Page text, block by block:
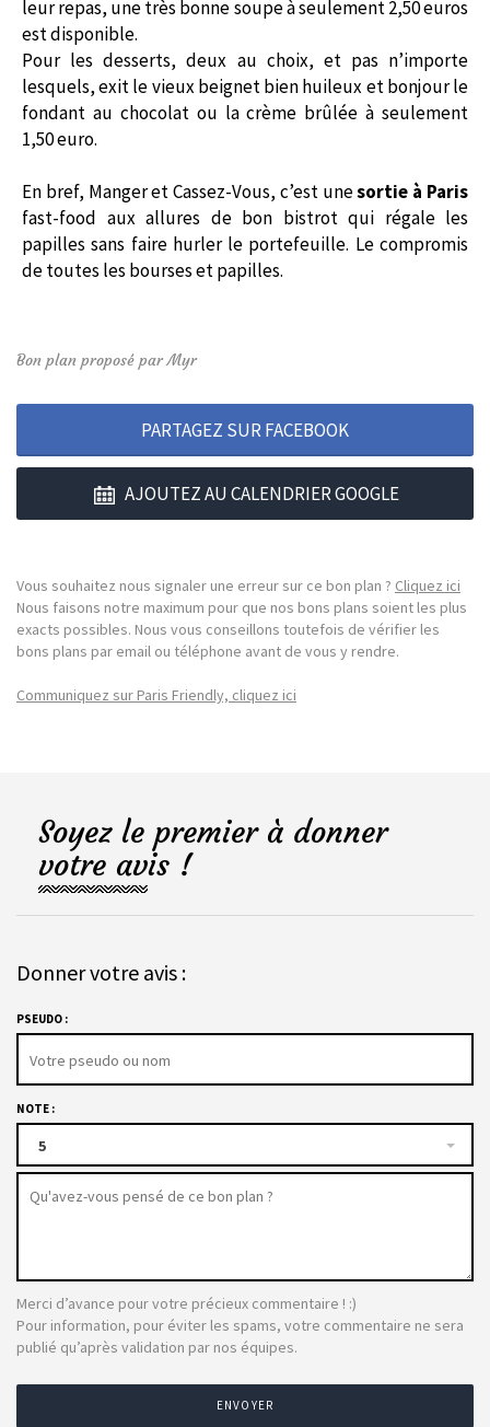
leur repas, une très bonne soupe à seulement 2,50 euros
est disponible.
Pour les desserts, deux au choix, et pas n’importe
lesquels, exit le vieux beignet bien huileux et bonjour le
fondant au chocolat ou la crème brûlée à seulement
1,50 euro.
En bref, Manger et Cassez-Vous, c’est unesortie à Paris
fast-food aux allures de bon bistrot qui régale les
papilles sans faire hurler le portefeuille. Le compromis
de toutes les bourses et papilles.
Bon plan proposé par Myr
PARTAGEZ SUR FACEBOOK
AJOUTEZ AU CALENDRIER GOOGLE
Vous souhaitez nous signaler une erreur sur ce bon plan ? Cliquez ici
Nous faisons notre maximum pour que nos bons plans soient les plus
exacts possibles. Nous vous conseillons toutefois de vérifier les
bons plans par email ou téléphone avant de vous y rendre.
Communiquez sur Paris Friendly, cliquez ici
Soyez le premier à donner
votre avis !
Donner votre avis :
PSEUDO :
NOTE :
5
Merci d’avance pour votre précieux commentaire ! :)
Pour information, pour éviter les spams, votre commentaire ne sera
publié qu’après validation par nos équipes.
ENVOYER